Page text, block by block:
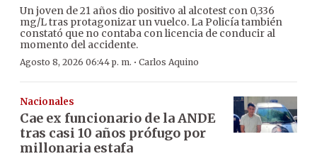
Un joven de 21 años dio positivo al alcotest con 0,336
mg/L tras protagonizar un vuelco. La Policía también
constató que no contaba con licencia de conducir al
momento del accidente.
Agosto 8, 2026 06:44 p. m. · Carlos Aquino
Nacionales
Cae ex funcionario de la ANDE
tras casi 10 años prófugo por
millonaria estafa